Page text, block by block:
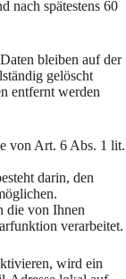
nach spätestens 60
bleiben auf der
gelöscht
entfernt werden
von Art. 6 Abs. 1 lit.
darin, den
die von Ihnen
verarbeitet.
wird ein